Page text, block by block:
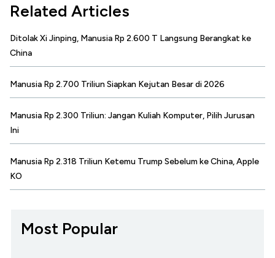
Related Articles
Ditolak Xi Jinping, Manusia Rp 2.600 T Langsung Berangkat ke
China
Manusia Rp 2.700 Triliun Siapkan Kejutan Besar di 2026
Manusia Rp 2.300 Triliun: Jangan Kuliah Komputer, Pilih Jurusan
Ini
Manusia Rp 2.318 Triliun Ketemu Trump Sebelum ke China, Apple
KO
Most Popular